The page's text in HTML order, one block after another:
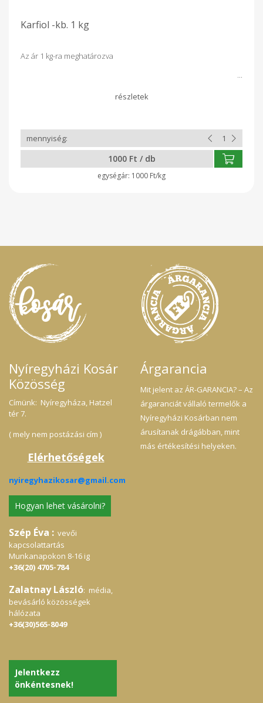
Karfiol -kb. 1 kg
Az ár 1 kg-ra meghatározva
1000 Ft / db
1000 Ft/kg
Nyíregyházi Kosár
Közösség
Címünk: Nyíregyháza, Hatzel
tér 7.
( mely nem postázási cím )
Elérhetőségek
nyiregyhazikosar@gmail.com
Hogyan lehet vásárolni?
Szép Éva : vevői
kapcsolattartás
Munkanapokon 8-16 ig
+36(20) 4705-784
Zalatnay László: média,
bevásárló közösségek
hálózata
+36(30)565-8049
Jelentkezz
önkéntesnek!
Árgarancia
Mit jelent az ÁR-GARANCIA? – Az
árgaranciát vállaló termelők a
Nyíregyházi Kosárban nem
árusítanak drágábban, mint
más értékesítési helyeken.